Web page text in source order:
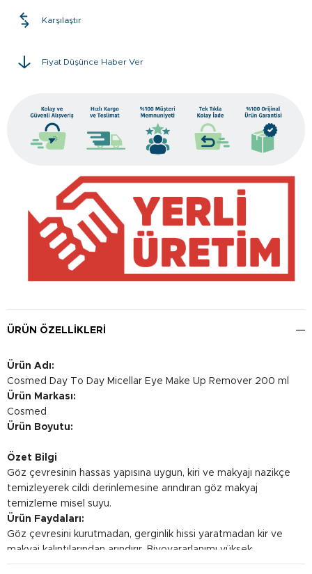
Karşılaştır
Fiyat Düşünce Haber Ver
ÜRÜN ÖZELLIKLERI
Ürün Adı:
Cosmed Day To Day Micellar Eye Make Up Remover 200 ml
Ürün Markası:
Cosmed
Ürün Boyutu:
Özet Bilgi
Göz çevresinin hassas yapısına uygun, kiri ve makyajı nazikçe
temizleyerek cildi derinlemesine arındıran göz makyaj
temizleme misel suyu.
Ürün Faydaları:
Göz çevresini kurutmadan, gerginlik hissi yaratmadan kir ve
makyaj kalıntılarından arındırır. Biyoyararlanımı yüksek
peptitlerle kirpik yapısının beslenmesini sağlar.